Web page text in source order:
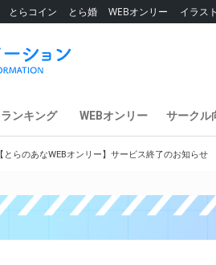
とらコイン とら婚 WEBオンリー イラス
ランキング WEBオンリー サークル
【とらのあなWEBオンリー】サービス終了のお知らせ